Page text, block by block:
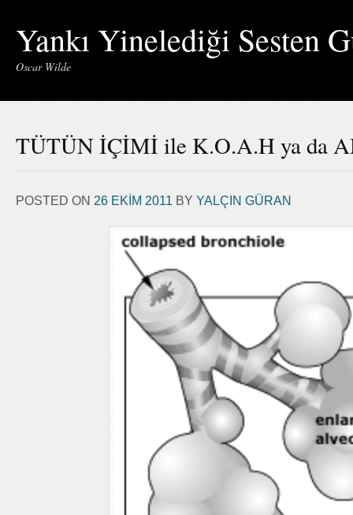
Yankı Yinelediği Sesten
Oscar Wilde
TÜTÜN İÇİMİ ile K.O.A.H ya da
POSTED ON 26 EKIM 2011 BY YALÇIN GÜRAN